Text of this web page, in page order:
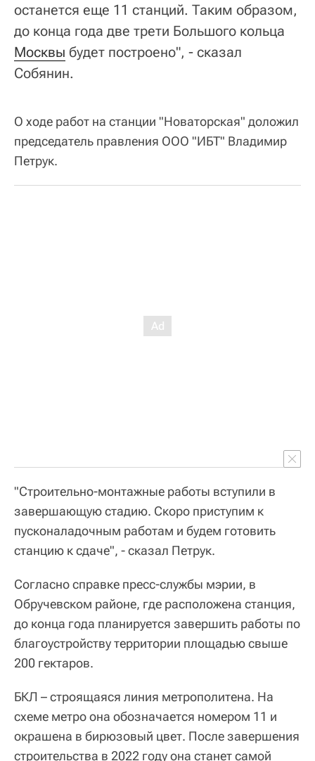
останется еще 11 станций. Таким образом,
до конца года две трети Большого кольца
Москвы будет построено", - сказал
Собянин.
О ходе работ на станции "Новаторская" доложил
председатель правления ООО "ИБТ" Владимир
Петрук.
"Строительно-монтажные работы вступили в
завершающую стадию. Скоро приступим к
пусконаладочным работам и будем готовить
станцию к сдаче", - сказал Петрук.
Согласно справке пресс-службы мэрии, в
Обручевском районе, где расположена станция,
до конца года планируется завершить работы по
благоустройству территории площадью свыше
200 гектаров.
БКЛ – строящаяся линия метрополитена. На
схеме метро она обозначается номером 11 и
окрашена в бирюзовый цвет. После завершения
строительства в 2022 году она станет самой